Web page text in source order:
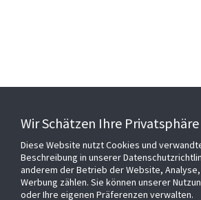
Wir Schätzen Ihre Privatsphäre
Diese Website nutzt Cookies und
Beschreibung in unserer
anderem der Betrieb der Website,
Werbung zählen. Sie können unserer
oder Ihre eigenen Präferenzen verwalten.